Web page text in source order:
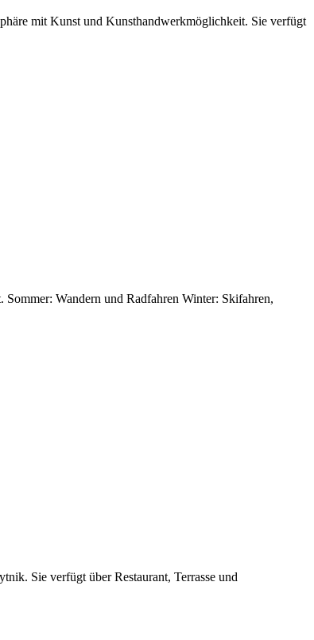
mit Kunst und Kunsthandwerkmöglichkeit. Sie verfügt
Wandern und Radfahren Winter: Skifahren,
Sie verfügt über Restaurant, Terrasse und